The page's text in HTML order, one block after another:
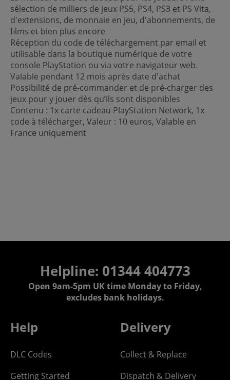
sélection de milliers de jeux PS5, PS4, PS3 et PS Vita,
d'extensions, de monnaie en jeu, d'abonnements, de
films et bien plus encore
Réception du code de téléchargement par email et
utilisable dans la boutique numérique de votre
console PlayStation ou via votre navigateur web.
Valable pendant 12 mois après date d'achat
Possibilité de pré-commander et de pré-charger des
jeux pour y jouer dès qu’ils sont disponibles
Contenu : 1x carte cadeau PlayStation Network, 1x
code à télécharger, Valeur : 10 euros, Valable en
France uniquement
Helpline: 01344 404773
Open 9am-5pm UK time Monday to Friday,
excludes bank holidays.
Help
DLC Codes
Getting Started
Delivery
Collect & Replace
Dispatch & Delivery